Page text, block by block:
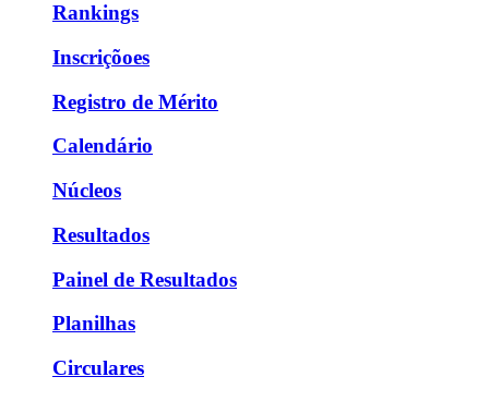
Rankings
Inscriçõoes
Registro de Mérito
Calendário
Núcleos
Resultados
Painel de Resultados
Planilhas
Circulares